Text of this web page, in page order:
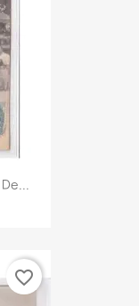
favorite_border